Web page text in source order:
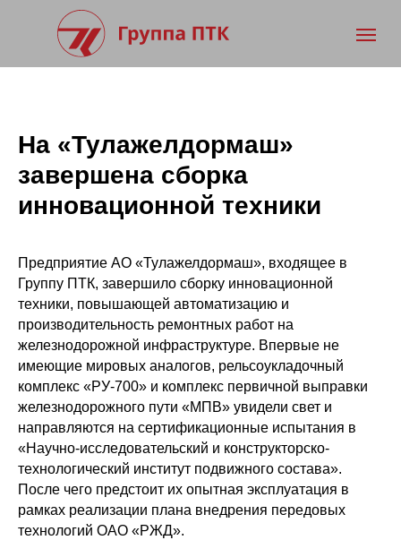
На «Тулажелдормаш»
завершена сборка
инновационной техники
Предприятие АО «Тулажелдормаш», входящее в
Группу ПТК, завершило сборку инновационной
техники, повышающей автоматизацию и
производительность ремонтных работ на
железнодорожной инфраструктуре. Впервые не
имеющие мировых аналогов, рельсоукладочный
комплекс «РУ-700» и комплекс первичной выправки
железнодорожного пути «МПВ» увидели свет и
направляются на сертификационные испытания в
«Научно-исследовательский и конструкторско-
технологический институт подвижного состава».
После чего предстоит их опытная эксплуатация в
рамках реализации плана внедрения передовых
технологий ОАО «РЖД».